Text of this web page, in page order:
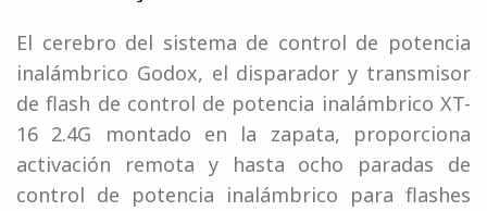
El cerebro del sistema de control de potencia
inalámbrico Godox, el disparador y transmisor
de flash de control de potencia inalámbrico XT-
16 2.4G montado en la zapata, proporciona
activación remota y hasta ocho paradas de
control de potencia inalámbrico para flashes